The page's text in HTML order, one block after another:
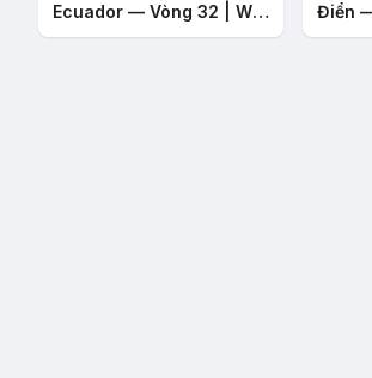
Ecuador — Vòng 32 | WC
2026
Điển
2026